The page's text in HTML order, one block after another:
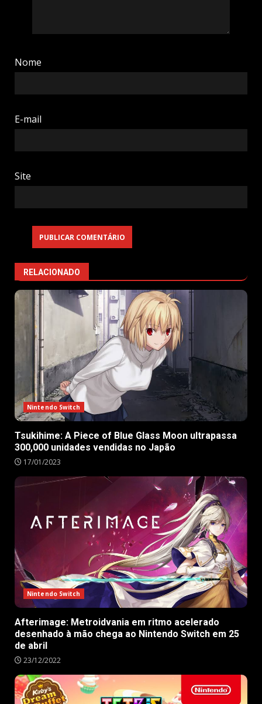
Nome
E-mail
Site
RELACIONADO
Nintendo Switch
Tsukihime: A Piece of Blue Glass Moon ultrapassa
300,000 unidades vendidas no Japão
17/01/2023
Nintendo Switch
Afterimage: Metroidvania em ritmo acelerado
desenhado à mão chega ao Nintendo Switch em 25
de abril
23/12/2022